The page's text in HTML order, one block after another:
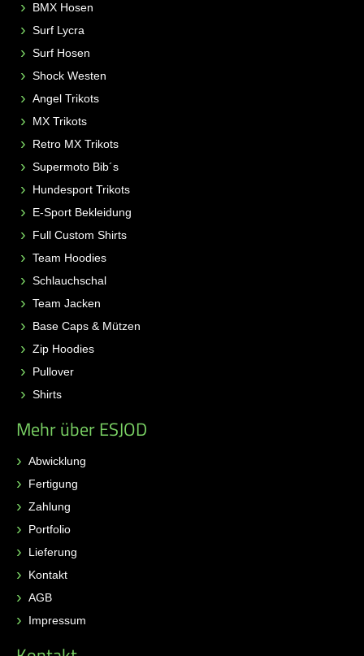
BMX Hosen
Surf Lycra
Surf Hosen
Shock Westen
Angel Trikots
MX Trikots
Retro MX Trikots
Supermoto Bib´s
Hundesport Trikots
E-Sport Bekleidung
Full Custom Shirts
Team Hoodies
Schlauchschal
Team Jacken
Base Caps & Mützen
Zip Hoodies
Pullover
Shirts
Mehr über ESJOD
Abwicklung
Fertigung
Zahlung
Portfolio
Lieferung
Kontakt
AGB
Impressum